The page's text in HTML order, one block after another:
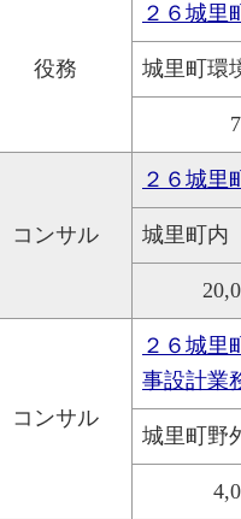
役務
２６城
城里町環
コンサル
２６城
城里町内
コンサル
２６城里
事設計業
城里町野